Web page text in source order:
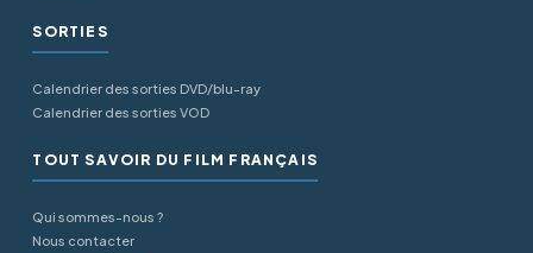
SORTIES
Calendrier des sorties DVD/blu-ray
Calendrier des sorties VOD
TOUT SAVOIR DU FILM FRANÇAIS
Qui sommes-nous ?
Nous contacter